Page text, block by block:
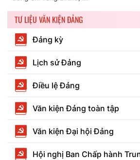
TƯ LIỆU VĂN KIỆN ĐẢNG
Đảng kỳ
Lịch sử Đảng
Điều lệ Đảng
Văn kiện Đảng toàn tập
Văn kiện Đại hội Đảng
Hội nghị Ban Chấp hành